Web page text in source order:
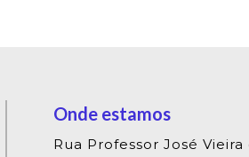
Onde estamos
Rua Professor José Vieira